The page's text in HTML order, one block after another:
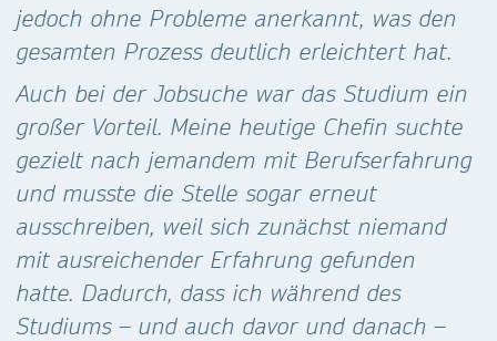
jedoch ohne Probleme anerkannt, was den
gesamten Prozess deutlich erleichtert hat.
Auch bei der Jobsuche war das Studium ein
großer Vorteil. Meine heutige Chefin suchte
gezielt nach jemandem mit Berufserfahrung
und musste die Stelle sogar erneut
ausschreiben, weil sich zunächst niemand
mit ausreichender Erfahrung gefunden
hatte. Dadurch, dass ich während des
Studiums – und auch davor und danach –